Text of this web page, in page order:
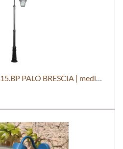
Gartenleuchte Nr. GL515.BP PALO BRESCIA | mediterranes Design von GardenLuce